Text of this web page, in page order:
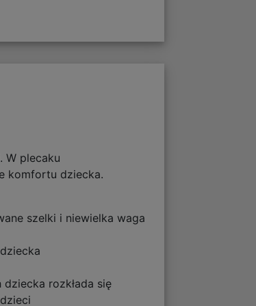
W plecaku
komfortu dziecka.
szelki i niewielka waga
rozkłada się